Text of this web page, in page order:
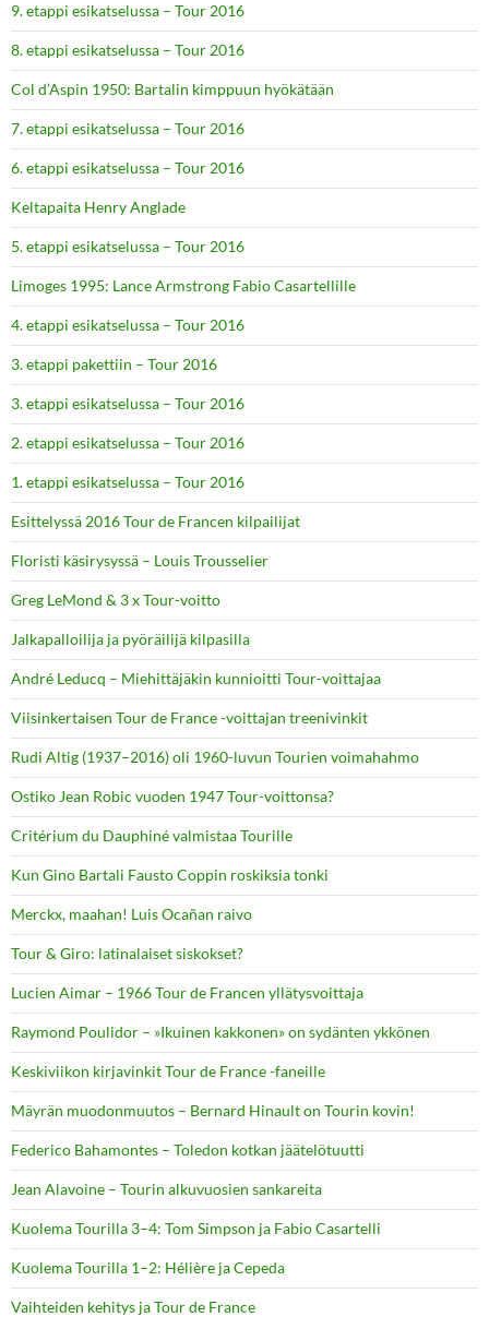
9. etappi esikatselussa – Tour 2016
8. etappi esikatselussa – Tour 2016
Col d’Aspin 1950: Bartalin kimppuun hyökätään
7. etappi esikatselussa – Tour 2016
6. etappi esikatselussa – Tour 2016
Keltapaita Henry Anglade
5. etappi esikatselussa – Tour 2016
Limoges 1995: Lance Armstrong Fabio Casartellille
4. etappi esikatselussa – Tour 2016
3. etappi pakettiin – Tour 2016
3. etappi esikatselussa – Tour 2016
2. etappi esikatselussa – Tour 2016
1. etappi esikatselussa – Tour 2016
Esittelyssä 2016 Tour de Francen kilpailijat
Floristi käsirysyssä – Louis Trousselier
Greg LeMond & 3 x Tour-voitto
Jalkapalloilija ja pyöräilijä kilpasilla
André Leducq – Miehittäjäkin kunnioitti Tour-voittajaa
Viisinkertaisen Tour de France -voittajan treenivinkit
Rudi Altig (1937–2016) oli 1960-luvun Tourien voimahahmo
Ostiko Jean Robic vuoden 1947 Tour-voittonsa?
Critérium du Dauphiné valmistaa Tourille
Kun Gino Bartali Fausto Coppin roskiksia tonki
Merckx, maahan! Luis Ocañan raivo
Tour & Giro: latinalaiset siskokset?
Lucien Aimar – 1966 Tour de Francen yllätysvoittaja
Raymond Poulidor – »Ikuinen kakkonen» on sydänten ykkönen
Keskiviikon kirjavinkit Tour de France -faneille
Mäyrän muodonmuutos – Bernard Hinault on Tourin kovin!
Federico Bahamontes – Toledon kotkan jäätelötuutti
Jean Alavoine – Tourin alkuvuosien sankareita
Kuolema Tourilla 3–4: Tom Simpson ja Fabio Casartelli
Kuolema Tourilla 1–2: Hélière ja Cepeda
Vaihteiden kehitys ja Tour de France